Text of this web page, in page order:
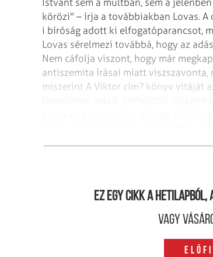
körözi" – írja a továbbiakban Lovas.
i bíróság adott ki elfogatóparancsot,
Lovas sérelmezi továbbá, hogy az
Nem cáfolja viszont, hogy már
antiszemita írásai miatt viszszavonta,
miszerint A Viktor cím? könyv vitáját
tiltakozzon, felhasználva nemzetközi
Ez egy cikk a
Vagy